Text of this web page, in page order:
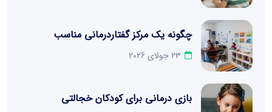
چگونه یک مرکز گفتاردرمانی مناسب
23 جولای 2026
بازی درمانی برای کودکان خجالتی